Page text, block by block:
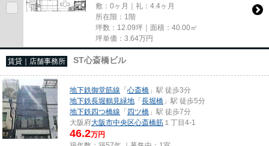
敷：0ヶ月｜礼：4.4ヶ月
所在階：1階
坪数：12.09坪｜面積：40.00㎡
坪単価： 3.64万円
賃貸｜店舗事務所 ST心斎橋ビル
地下鉄御堂筋線 「心斎橋 」駅 徒歩3分
地下鉄長堀鶴見緑地 「長堀橋 」駅 徒歩5分
地下鉄四つ橋線 「四ツ橋 」駅 徒歩7分
大阪府大阪市中央区心斎橋筋 １丁目4-1
46.2万円